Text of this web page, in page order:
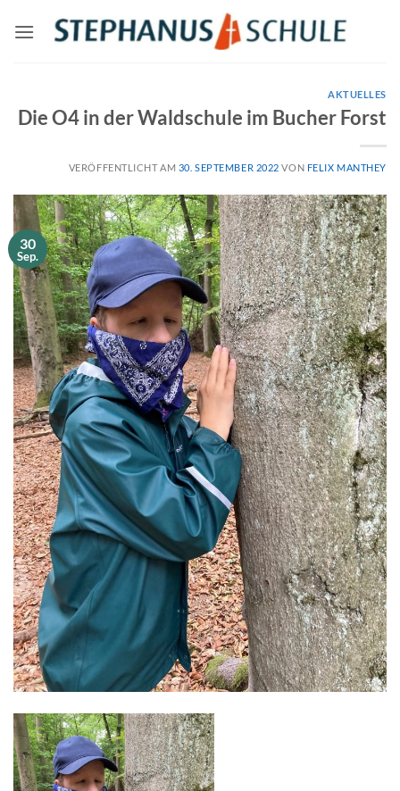
Inhalt
AKTUELLES
Die O4 in der Waldschule im Bucher Forst
VERÖFFENTLICHT AM 30. SEPTEMBER 2022 VON FELIX MANTHEY
30
Sep.